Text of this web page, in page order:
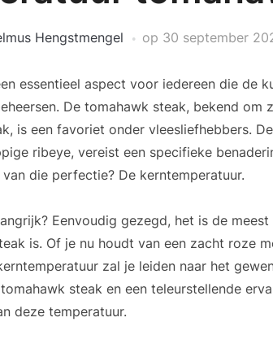
Hengstmengel op 30 september
essentieel aspect voor iedereen die de
De tomahawk steak, bekend om
is een favoriet onder vleesliefhebbers.
ribeye, vereist een specifieke
die perfectie? De kerntemperatuur.
Eenvoudig gezegd, het is de
is. Of je nu houdt van een zacht roze
zal je leiden naar het
steak en een teleurstellende
deze temperatuur.